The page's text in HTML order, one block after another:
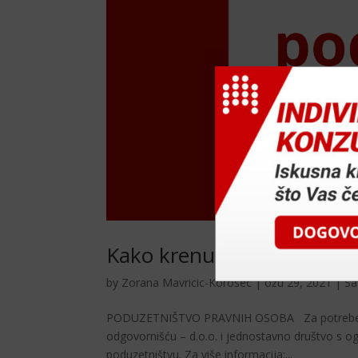
Kako krenuti u
by Zorana Mavricic-Korosec|ožu 29, 2021|
PODUZETNIŠTVO PRAVNIH OSOBA Za
odgovornišću – d.o.o. i jednostavno društvo s
poduzetništvu. Za više informacija:...